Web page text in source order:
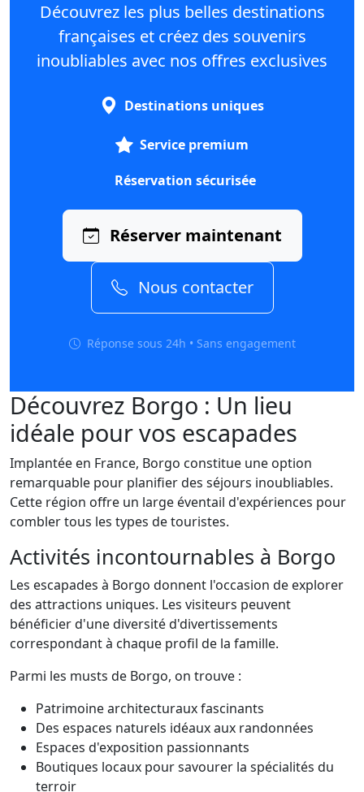
Découvrez les plus belles destinations
françaises et créez des souvenirs
inoubliables avec nos offres exclusives
Destinations uniques
Service premium
Réservation sécurisée
Réserver maintenant
Nous contacter
Réponse sous 24h • Sans engagement
Découvrez Borgo : Un lieu
idéale pour vos escapades
Implantée en France, Borgo constitue une option
remarquable pour planifier des séjours inoubliables.
Cette région offre un large éventail d'expériences pour
combler tous les types de touristes.
Activités incontournables à Borgo
Les escapades à Borgo donnent l'occasion de explorer
des attractions uniques. Les visiteurs peuvent
bénéficier d'une diversité d'divertissements
correspondant à chaque profil de la famille.
Parmi les musts de Borgo, on trouve :
Patrimoine architecturaux fascinants
Des espaces naturels idéaux aux randonnées
Espaces d'exposition passionnants
Boutiques locaux pour savourer la spécialités du
terroir